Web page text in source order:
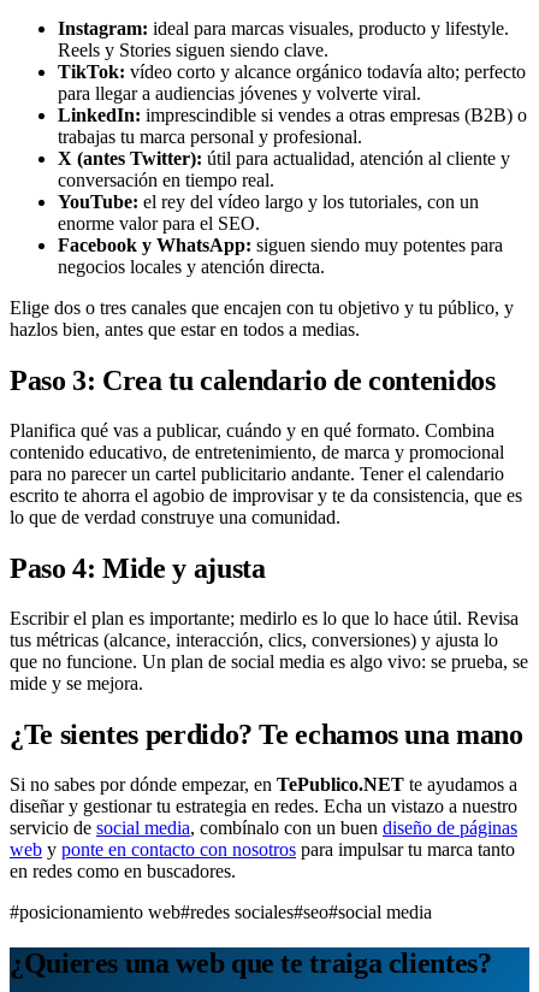
Instagram: ideal para marcas visuales, producto y lifestyle.
Reels y Stories siguen siendo clave.
TikTok: vídeo corto y alcance orgánico todavía alto; perfecto
para llegar a audiencias jóvenes y volverte viral.
LinkedIn: imprescindible si vendes a otras empresas (B2B) o
trabajas tu marca personal y profesional.
X (antes Twitter): útil para actualidad, atención al cliente y
conversación en tiempo real.
YouTube: el rey del vídeo largo y los tutoriales, con un
enorme valor para el SEO.
Facebook y WhatsApp: siguen siendo muy potentes para
negocios locales y atención directa.
Elige dos o tres canales que encajen con tu objetivo y tu público, y
hazlos bien, antes que estar en todos a medias.
Paso 3: Crea tu calendario de contenidos
Planifica qué vas a publicar, cuándo y en qué formato. Combina
contenido educativo, de entretenimiento, de marca y promocional
para no parecer un cartel publicitario andante. Tener el calendario
escrito te ahorra el agobio de improvisar y te da consistencia, que es
lo que de verdad construye una comunidad.
Paso 4: Mide y ajusta
Escribir el plan es importante; medirlo es lo que lo hace útil. Revisa
tus métricas (alcance, interacción, clics, conversiones) y ajusta lo
que no funcione. Un plan de social media es algo vivo: se prueba, se
mide y se mejora.
¿Te sientes perdido? Te echamos una mano
Si no sabes por dónde empezar, en TePublico.NET te ayudamos a
diseñar y gestionar tu estrategia en redes. Echa un vistazo a nuestro
servicio de social media, combínalo con un buen diseño de páginas
web y ponte en contacto con nosotros para impulsar tu marca tanto
en redes como en buscadores.
#posicionamiento web#redes sociales#seo#social media
¿Quieres una web que te traiga clientes?